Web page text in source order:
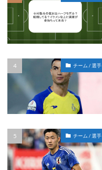
チーム / 選手
チーム / 選手